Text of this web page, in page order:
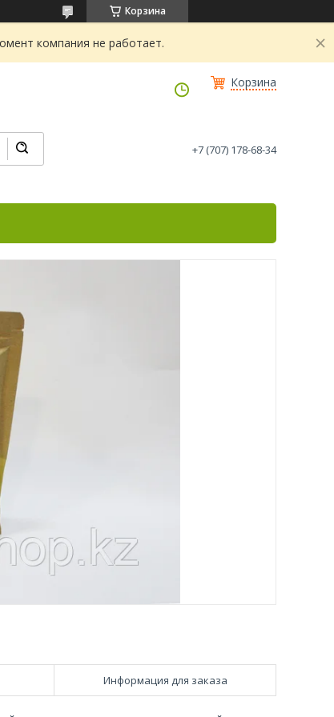
Корзина
компания не работает.
Корзина
+7 (707) 178-68-34
Информация для заказа